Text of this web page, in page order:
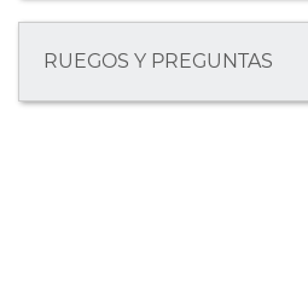
RUEGOS Y PREGUNTAS